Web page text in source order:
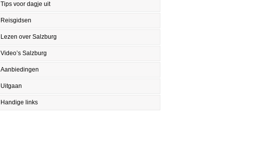
Tips voor dagje uit
Reisgidsen
Lezen over Salzburg
Video’s Salzburg
Aanbiedingen
Uitgaan
Handige links